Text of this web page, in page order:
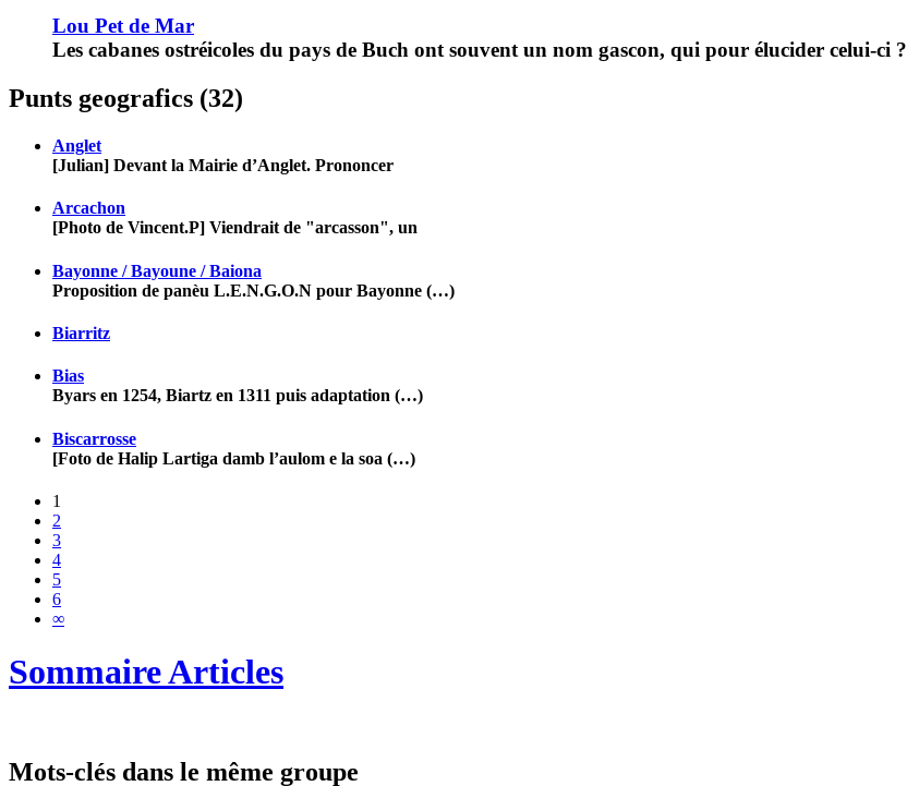
Lou Pet de Mar
Les cabanes ostréicoles du pays de Buch ont souvent un nom gascon, qui pour élucider celui-ci ?
Punts geografics (32)
Anglet
[Julian] Devant la Mairie d’Anglet. Prononcer
Arcachon
[Photo de Vincent.P] Viendrait de "arcasson", un
Bayonne / Bayoune / Baiona
Proposition de panèu L.E.N.G.O.N pour Bayonne (…)
Biarritz
Bias
Byars en 1254, Biartz en 1311 puis adaptation (…)
Biscarrosse
[Foto de Halip Lartiga damb l’aulom e la soa (…)
1
2
3
4
5
6
∞
Sommaire Articles
Mots-clés dans le même groupe